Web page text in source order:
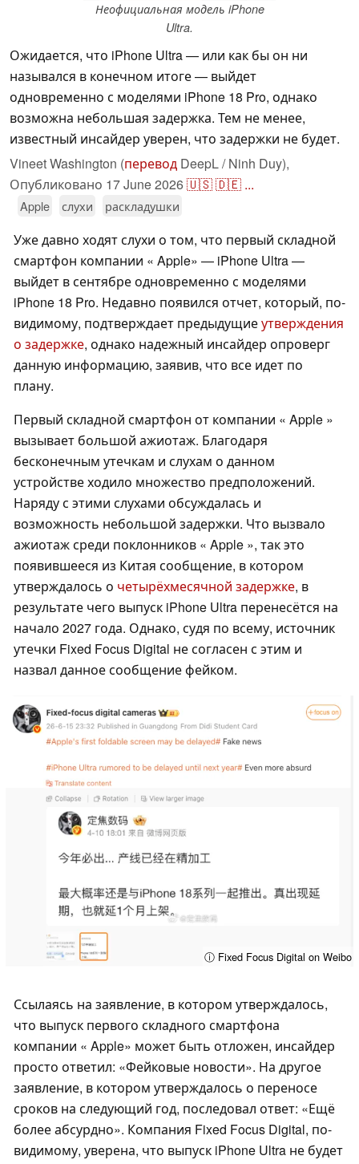
Неофициальная модель iPhone
Ultra.
Ожидается, что iPhone Ultra — или как бы он ни
назывался в конечном итоге — выйдет
одновременно с моделями iPhone 18 Pro, однако
возможна небольшая задержка. Тем не менее,
известный инсайдер уверен, что задержки не будет.
Vineet Washington (перевод DeepL / Ninh Duy),
Опубликовано 17 June 2026🇺🇸🇩🇪 ...
Apple слухи раскладушки
Уже давно ходят слухи о том, что первый складной
смартфон компании « Apple» — iPhone Ultra —
выйдет в сентябре одновременно с моделями
iPhone 18 Pro. Недавно появился отчет, который, по-
видимому, подтверждает предыдущиеутверждения
о задержке, однако надежный инсайдер опроверг
данную информацию, заявив, что все идет по
плану.
Первый складной смартфон от компании « Apple »
вызывает большой ажиотаж. Благодаря
бесконечным утечкам и слухам о данном
устройстве ходило множество предположений.
Наряду с этими слухами обсуждалась и
возможность небольшой задержки. Что вызвало
ажиотаж среди поклонников « Apple », так это
появившееся из Китая сообщение, в котором
утверждалось о четырёхмесячной задержке, в
результате чего выпуск iPhone Ultra перенесётся на
начало 2027 года. Однако, судя по всему, источник
утечки Fixed Focus Digital не согласен с этим и
назвал данное сообщение фейком.
ⓘ Fixed Focus Digital on Weibo
Ссылаясь на заявление, в котором утверждалось,
что выпуск первого складного смартфона
компании « Apple» может быть отложен, инсайдер
просто ответил: «Фейковые новости». На другое
заявление, в котором утверждалось о переносе
сроков на следующий год, последовал ответ: «Ещё
более абсурдно». Компания Fixed Focus Digital, по-
видимому, уверена, что выпуск iPhone Ultra не будет